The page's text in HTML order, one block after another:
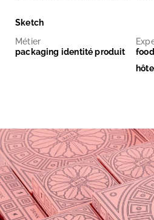
Sketch
Métier
packaging identité produit